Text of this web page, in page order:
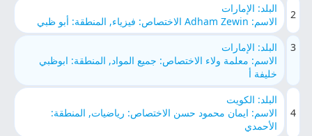
2
البلد: الإمارات
الاسم: Adham Zewin الاختصاص: فيزياء, المنطقة: أبو ظبي
3
البلد: الإمارات
الاسم: معلمة ولاء الاختصاص: جميع المواد, المنطقة: ابوظبي
خليفة أ
4
البلد: الكويت
الاسم: ايمان محمود حسن الاختصاص: رياضيات, المنطقة:
الأحمدي